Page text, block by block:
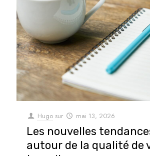
Hugo sur mai 13, 2026
Les nouvelles
autour de la qualité de